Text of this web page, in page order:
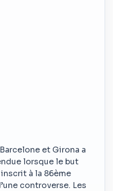
et Girona a
lorsque le but
à la 86ème
controverse. Les